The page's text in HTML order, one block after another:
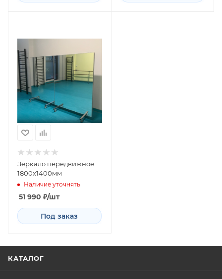
Зеркало передвижное
1800х1400мм
Наличие уточнять
51 990 ₽/шт
Под заказ
КАТАЛОГ